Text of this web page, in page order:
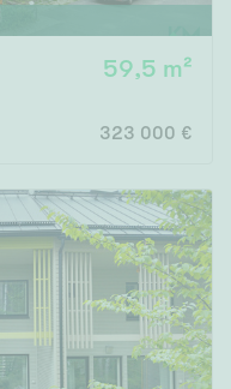
59,5 m²
323 000 €